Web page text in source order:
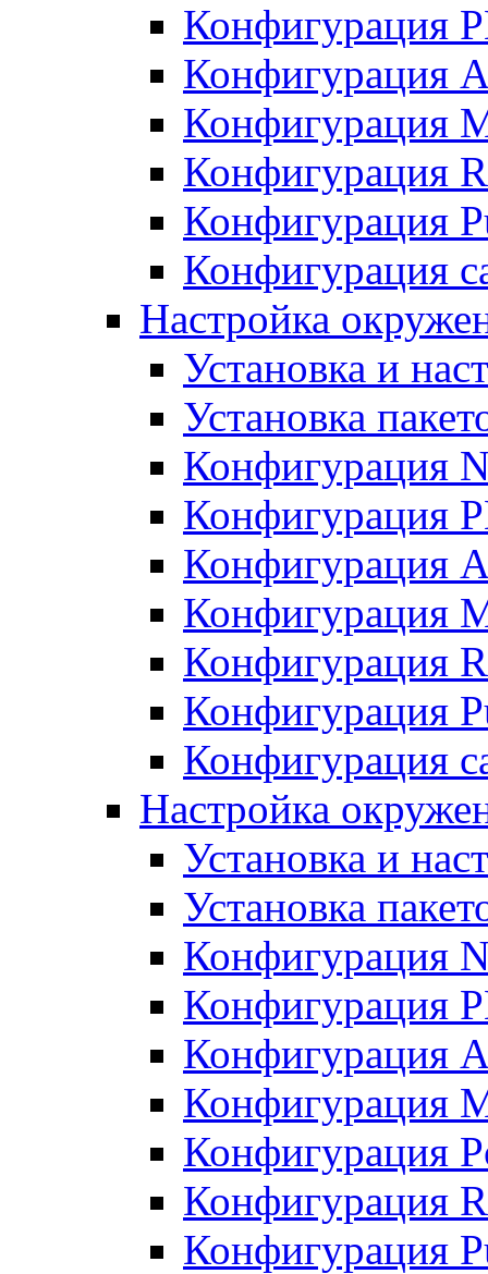
Конфигурация
Конфигурация
Конфигурация
Конфигурация
Конфигурация
Конфигурация
Настройка
Установка и
Установка
Конфигурация
Конфигурация
Конфигурация
Конфигурация
Конфигурация
Конфигурация
Конфигурация
Настройка
Установка и
Установка
Конфигурация
Конфигурация
Конфигурация
Конфигурация
Конфигурация
Конфигурация
Конфигурация